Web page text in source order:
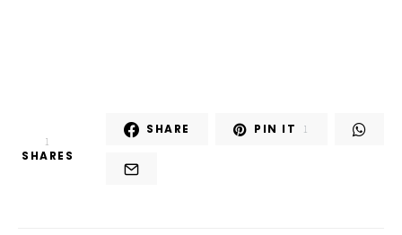
1
SHARES
SHARE PIN IT 1